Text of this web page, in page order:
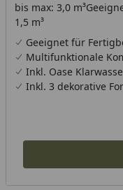
bis max: 3,0
1,5 m³
Geeignet für
Multifunktionale
Inkl. Oase
Inkl. 3 dekorative